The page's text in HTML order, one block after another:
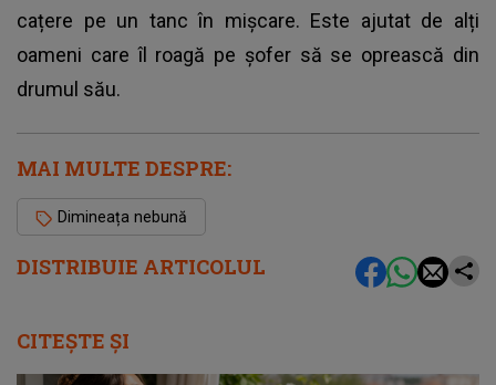
DISTRIBUIE ARTICOLUL
cațere pe un tanc în mișcare. Este ajutat de alți
oameni care îl roagă pe șofer să se oprească din
drumul său.
MAI MULTE DESPRE:
Dimineața nebună
CITEȘTE ȘI